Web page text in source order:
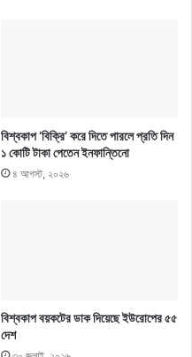
বিশ্বকাপ ‘বিক্রি’ করে দিতে পারলে প্রতি দিন
১ কোটি টাকা পেতেন ইনফান্তিনো
৪ আগস্ট, ২০২৬
বিশ্বকাপ বয়কটের ডাক দিয়েছে ইউরোপের ৫৫
দেশ